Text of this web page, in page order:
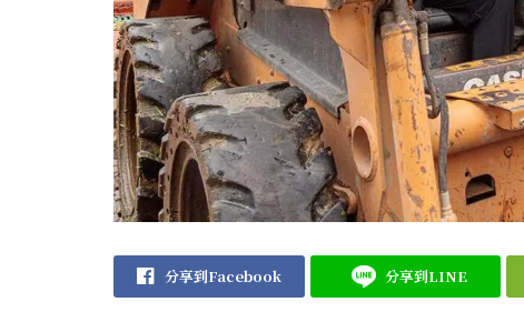
分享到Facebook 分享到LINE